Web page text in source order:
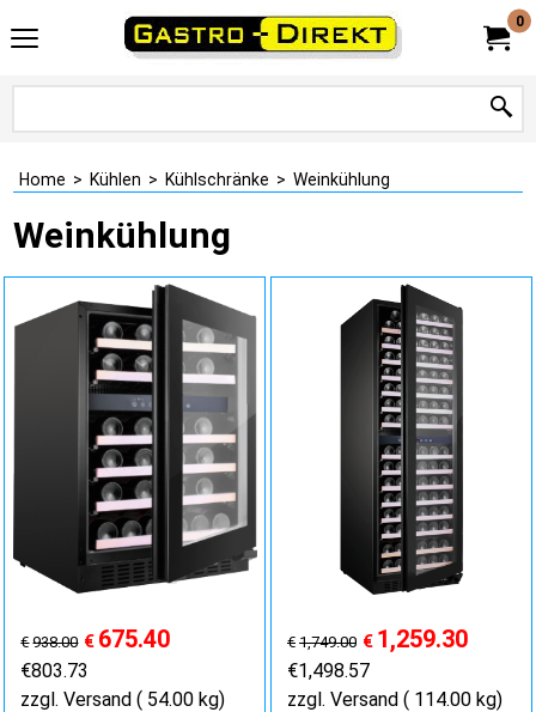
0
Home > Kühlen > Kühlschränke > Weinkühlung
Weinkühlung
€ 938.00 € 675.40
€803.73
zzgl. Versand
54.00 kg
€ 1,749.00 € 1,259.30
€1,498.57
zzgl. Versand
114.00 kg